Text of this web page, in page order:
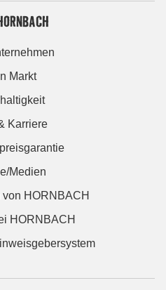
Markt
Karriere
Medien
HORNBACH
HORNBACH